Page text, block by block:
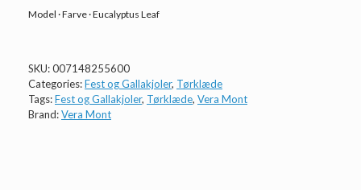
Model · Farve · Eucalyptus Leaf
SKU:007148255600
Categories:Fest og Gallakjoler, Tørklæde
Tags:Fest og Gallakjoler, Tørklæde, Vera Mont
Brand:Vera Mont